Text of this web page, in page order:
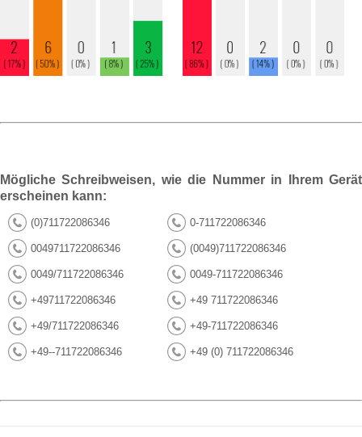
Mögliche Schreibweisen, wie die Nummer in Ihrem Gerät
erscheinen kann:
(0)711722086346 0-711722086346
0049711722086346 (0049)711722086346
0049/711722086346 0049-711722086346
+49711722086346 +49 711722086346
+49/711722086346 +49-711722086346
+49--711722086346 +49 (0) 711722086346